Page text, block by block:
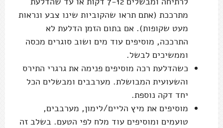
מתרככת (אתם תראו שהקוביות שינו צבע ונראות
מעט שקופות). אם בתום הזמן הדלעת לא
התרככה, מוסיפים עוד מים ושוב סוגרים מכסה
וממשיכים לבשל.
כשהדלעת רכה מוסיפים פנימה את גרגרי התירס
והשעועית המבושלת. מערבבים ומבשלים הכל
יחד דקה נוספת.
מוסיפים את מיץ הליים/לימון, מערבבים,
טועמים ומוסיפים עוד מלח לפי הטעם. בשלב זה